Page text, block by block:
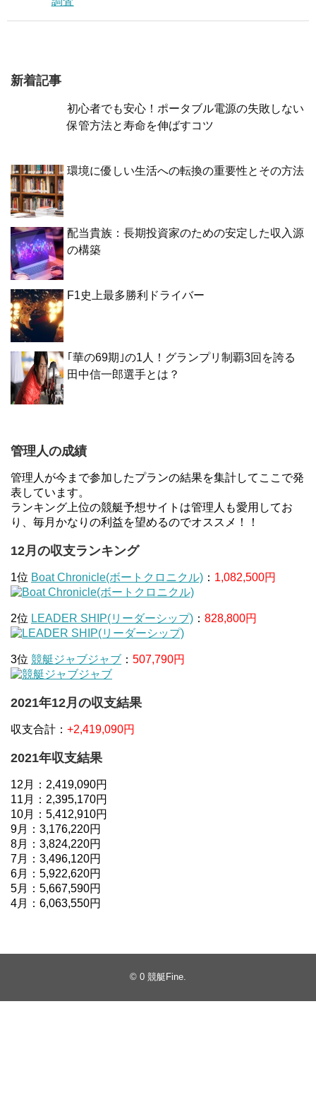
新着記事
初心者でも安心！ポータブル電源の失敗しない
保管方法と寿命を伸ばすコツ
環境に優しい生活への転換の重要性とその方法
配当貴族：長期投資家のための安定した収入源
の構築
F1史上最多勝利ドライバー
｢華の69期｣の1人！グランプリ制覇3回を誇る
田中信一郎選手とは？
管理人の成績
管理人が今まで参加したプランの結果を集計してここで発
表しています。
ランキング上位の競艇予想サイトは管理人も愛用してお
り、毎月かなりの利益を望めるのでオススメ！！
12月の収支ランキング
1位 Boat Chronicle(ボートクロニクル) ： 1,082,500円
2位 LEADER SHIP(リーダーシップ) ： 828,800円
3位 競艇ジャブジャブ ： 507,790円
2021年12月の収支結果
収支合計： +2,419,090円
2021年収支結果
12月：2,419,090円
11月：2,395,170円
10月：5,412,910円
9月：3,176,220円
8月：3,824,220円
7月：3,496,120円
6月：5,922,620円
5月：5,667,590円
4月：6,063,550円
© 0 競艇Fine.